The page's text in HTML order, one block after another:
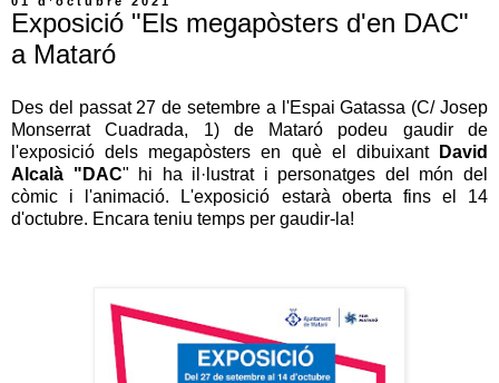
Exposició "Els megapòsters d'en DAC"
a Mataró
Des del passat 27 de setembre a l'Espai Gatassa (C/ Josep
Monserrat Cuadrada, 1) de Mataró podeu gaudirde
l'exposició dels megapòsters en què el dibuixant
David
Alcalà "DAC" hi ha il·lustrat i personatges del món del
còmic i l'animació. L'exposició estarà oberta fins el 14
d'octubre. Encara teniu temps per gaudir-la!